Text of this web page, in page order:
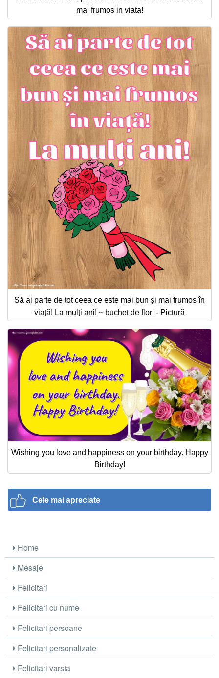
mai frumos in viata!
Să ai parte de tot ceea ce este mai bun și mai frumos în
viață! La mulți ani! ~ buchet de flori - Pictură
Wishing you love and happiness on your birthday. Happy
Birthday!
Cele mai apreciate
Home
Mesaje
Felicitari
Felicitari cu nume
Felicitari persoane
Felicitari personalizate
Felicitari varsta